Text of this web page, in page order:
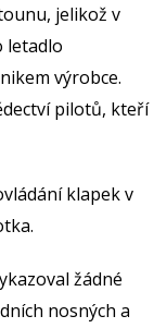
jelikož v
letadlo
výrobce.
pilotů, kteří
klapek v
žádné
nosných a